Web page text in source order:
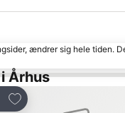
ændrer sig hele
Århus
Føj til favoritter